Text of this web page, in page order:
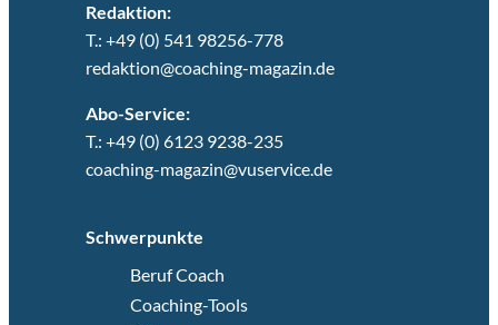
Redaktion:
T.: +49 (0) 541 98256-778
redaktion@coaching-magazin.de
Abo-Service:
T.: +49 (0) 6123 9238-235
coaching-magazin@vuservice.de
Schwerpunkte
Beruf Coach
Coaching-Tools